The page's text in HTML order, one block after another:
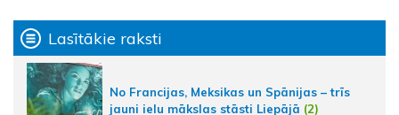
Lasītākie raksti
No Francijas, Meksikas un Spānijas – trīs
jauni ielu mākslas stāsti Liepājā (2)